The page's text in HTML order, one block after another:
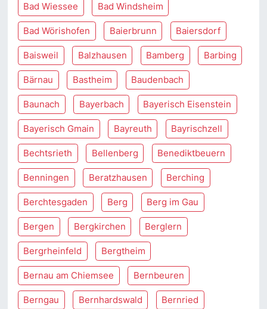
Bad Wiessee Bad Windsheim
Bad Wörishofen Baierbrunn Baiersdorf
Baisweil Balzhausen Bamberg Barbing
Bärnau Bastheim Baudenbach
Baunach Bayerbach Bayerisch Eisenstein
Bayerisch Gmain Bayreuth Bayrischzell
Bechtsrieth Bellenberg Benediktbeuern
Benningen Beratzhausen Berching
Berchtesgaden Berg Berg im Gau
Bergen Bergkirchen Berglern
Bergrheinfeld Bergtheim
Bernau am Chiemsee Bernbeuren
Berngau Bernhardswald Bernried